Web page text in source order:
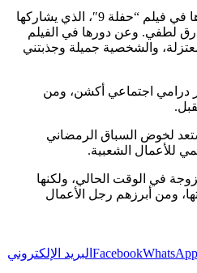
وتصور عبدالرازق حالياً مشاهدها في فيلم “حفلة 9″، الذي يشاركها
لطفي. وعن دورها في الفيلم
والشخصية جميلة وجذبتني
9” في إطار درامي اجتماعي أكشن، ومن
لخوض السباق الرمضاني
للأعمال الشعبية.
في الوقت الحالي، ولكنها
ومن أبرزهم رجل الأعمال
FacebookWhatsApp البريد الإلكتروني